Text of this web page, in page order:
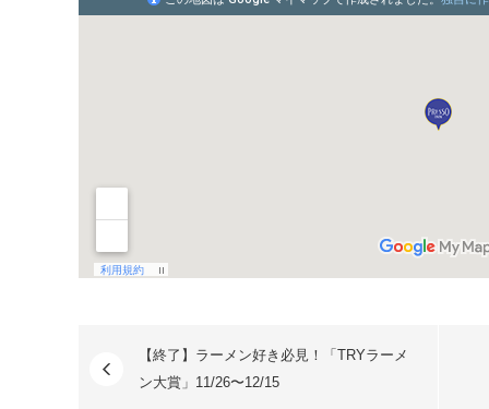
【終了】ラーメン好き必見！「TRYラーメ
ン大賞」11/26〜12/15